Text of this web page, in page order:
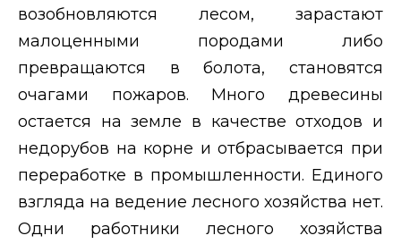
возобновляются лесом, зарастают
малоценными породами либо
превращаются в болота, становятся
очагами пожаров. Много древесины
остается на земле в качестве отходов и
недорубов на корне и отбрасывается при
переработке в промышленности. Единого
взгляда на ведение лесного хозяйства нет.
Одни работники лесного хозяйства